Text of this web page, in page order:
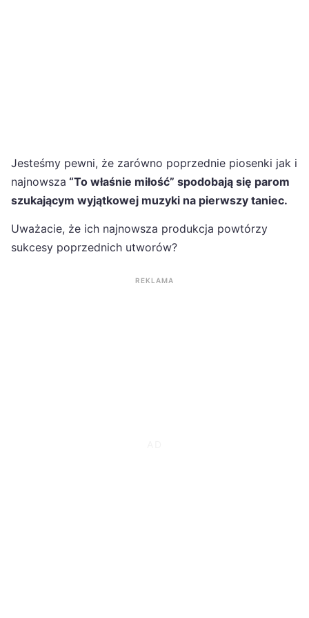
Jesteśmy pewni, że zarówno poprzednie piosenki jak i
najnowsza “To właśnie miłość” spodobają się parom
szukającym wyjątkowej muzyki na pierwszy taniec.
Uważacie, że ich najnowsza produkcja powtórzy
sukcesy poprzednich utworów?
REKLAMA